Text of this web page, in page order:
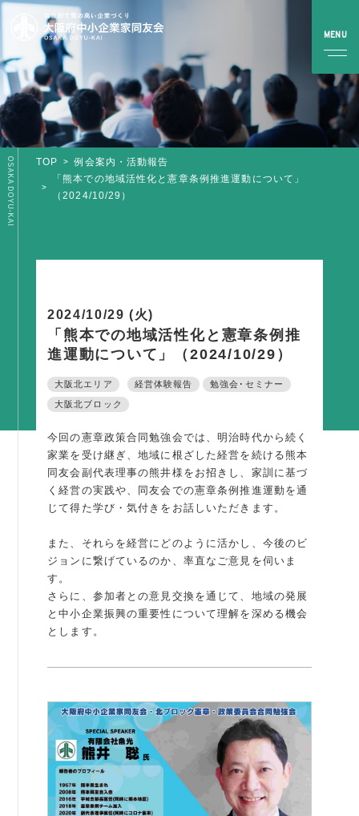
調査・資料・提言
活動内容
全国行事
部会活動
同好会活動
その他の活動
同友会の地域づくり
産官学連携
キャリア教育
例会案内・活動報告
例会案内・活動報告
TOP
例会案内・活動報告
「熊本での地域活性化と憲章条例推進運動について」
（2024/10/29）
OSAKA DOYU-KAI
2024/10/29 (火)
「熊本での地域活性化と憲章条例推
進運動について」（2024/10/29）
大阪北エリア 経営体験報告 勉強会･セミナー
大阪北ブロック
今回の憲章政策合同勉強会では、明治時代から続く
家業を受け継ぎ、地域に根ざした経営を続ける熊本
同友会副代表理事の熊井様をお招きし、家訓に基づ
く経営の実践や、同友会での憲章条例推進運動を通
じて得た学び・気付きをお話しいただきます。
また、それらを経営にどのように活かし、今後のビ
ジョンに繋げているのか、率直なご意見を伺いま
す。
さらに、参加者との意見交換を通じて、地域の発展
と中小企業振興の重要性について理解を深める機会
とします。